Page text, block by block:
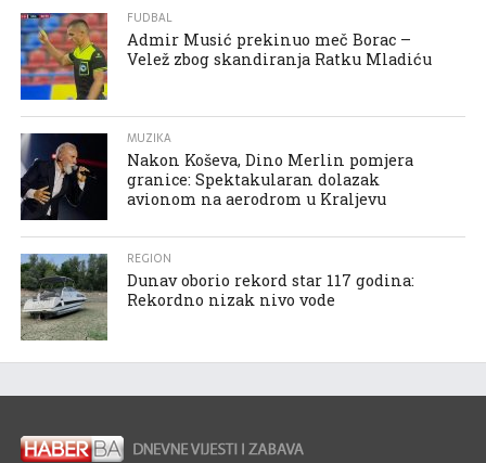
FUDBAL
Admir Musić prekinuo meč Borac –
Velež zbog skandiranja Ratku Mladiću
MUZIKA
Nakon Koševa, Dino Merlin pomjera
granice: Spektakularan dolazak
avionom na aerodrom u Kraljevu
REGION
Dunav oborio rekord star 117 godina:
Rekordno nizak nivo vode